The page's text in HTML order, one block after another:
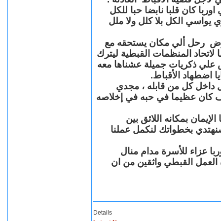
كان قلبا نابضا حبا للكل
يواسي الكل بلا كلل ولا ملل
رحل ألي مكان يستحقه مع
المنظمات القبطية ليترك
علي ذكريات جميلة عشناها معه
اضطهاد الأقباط.
داخل كل من قابله ، مجدي
عظيما في حبه في إخلاصه
بمكانه اللائق بين
بخطواتك لنكمل عملنا
عزاء للأسرة مدام منال
العمل القبطي واثقين من ان
Details